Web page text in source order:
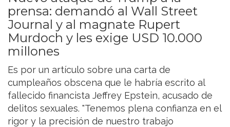
prensa: demandó al Wall Street
Journal y al magnate Rupert
Murdoch y les exige USD 10.000
millones
Es por un artículo sobre una carta de
cumpleaños obscena que le habría escrito al
fallecido financista Jeffrey Epstein, acusado de
delitos sexuales. "Tenemos plena confianza en el
rigor y la precisión de nuestro trabajo